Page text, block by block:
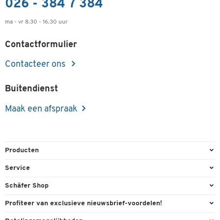
026 - 384 7 384
ma - vr 8.30 - 16.30 uur
Contactformulier
Contacteer ons
Buitendienst
Maak een afspraak
Producten
Kantoorbenodigdheden
Service
Bestelling herroepen
Schäfer Shop
Algemene voorwaarden
Profiteer van exclusieve nieuwsbrief-voordelen!
Welkomstgeschenk